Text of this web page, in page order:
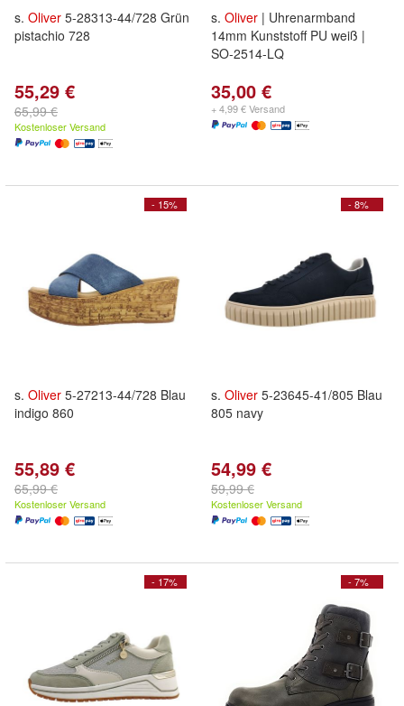
s. Oliver 5-28313-44/728 Grün
pistachio 728
55,29 €
65,99 €
Kostenloser Versand
s. Oliver | Uhrenarmband
14mm Kunststoff PU weiß |
SO-2514-LQ
35,00 €
+ 4,99 € Versand
- 15%
s. Oliver 5-27213-44/728 Blau
indigo 860
55,89 €
65,99 €
Kostenloser Versand
- 8%
s. Oliver 5-23645-41/805 Blau
805 navy
54,99 €
59,99 €
Kostenloser Versand
- 17% - 7%